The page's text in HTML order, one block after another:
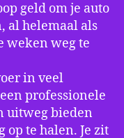
geld om je auto
al helemaal als
weken weg te
in veel
professionele
uitweg bieden
op te halen. Je zit